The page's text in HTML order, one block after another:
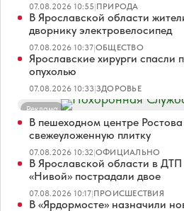
07.08.2026 10:55|ПРИРОДА
В Ярославской области
дворнику электровелосипед
07.08.2026 10:37|ОБЩЕСТВО
Ярославские хирурги спасли
опухолью
07.08.2026 10:33|ЗДОРОВЬЕ
Реклама
В пешеходном центре
свежеуложенную плитку
07.08.2026 10:32|ОФИЦИАЛЬНО
В Ярославской области в
«Нивой» пострадали двое
07.08.2026 10:17|ПРОИСШЕСТВИЯ
В «Ярдормосте» назначили